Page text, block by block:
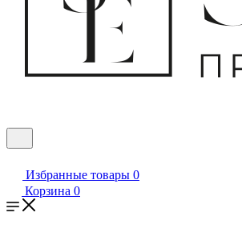
Избранные товары 0
Корзина 0